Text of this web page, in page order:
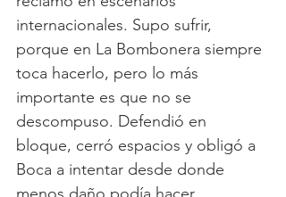
internacionales. Supo sufrir,
porque en La Bombonera siempre
toca hacerlo, pero lo más
importante es que no se
descompuso. Defendió en
bloque, cerró espacios y obligó a
Boca a intentar desde donde